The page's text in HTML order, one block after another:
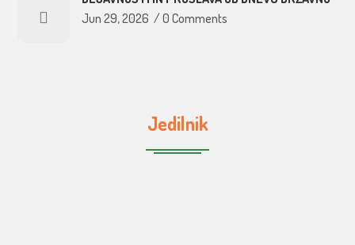
Jun 29, 2026 /0 Comments
Jedilnik